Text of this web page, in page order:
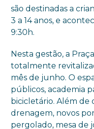
são destinadas a
3 a 14 anos, e
9:30h.
Nesta gestão, a
totalmente
mês de junho. O
públicos, academia
bicicletário. Além de
drenagem, novos
pergolado, mesa de